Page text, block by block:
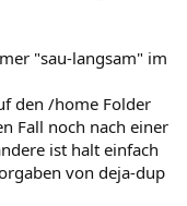
"sau-langsam" im
den /home Folder
Fall noch nach einer
ist halt einfach
von deja-dup